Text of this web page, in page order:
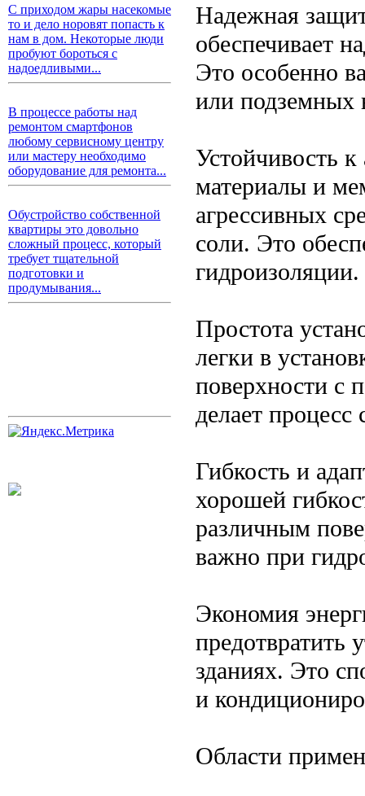
С приходом жары насекомые
то и дело норовят попасть к
нам в дом. Некоторые люди
пробуют бороться с
надоедливыми...
В процессе работы над
ремонтом смартфонов
любому сервисному центру
или мастеру необходимо
оборудование для ремонта...
Обустройство собственной
квартиры это довольно
сложный процесс, который
требует тщательной
подготовки и
продумывания...
Надежная
обеспечивает
Это особенно
или подземных
Устойчивость
материалы и
агрессивных
соли. Это
гидроизоляции.
Простота
легки в
поверхности с
делает
Гибкость и
хорошей
различным
важно при
Экономия
предотвратить
зданиях. Это
и
Области